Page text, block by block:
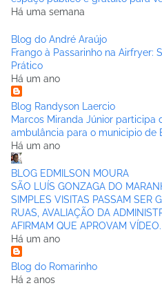
Há uma semana
Blog do André Araújo
Frango à Passarinho na Airfryer:
Prático
Há um ano
Blog Randyson Laercio
Marcos Miranda Júnior participa
ambulância para o municipio de
Há um ano
BLOG EDMILSON MOURA
SÃO LUÍS GONZAGA DO
SIMPLES VISITAS PASSAM SER
RUAS, AVALIAÇÃO DA
AFIRMAM QUE APROVAM VÍDEO.
Há um ano
Blog do Romarinho
Há 2 anos